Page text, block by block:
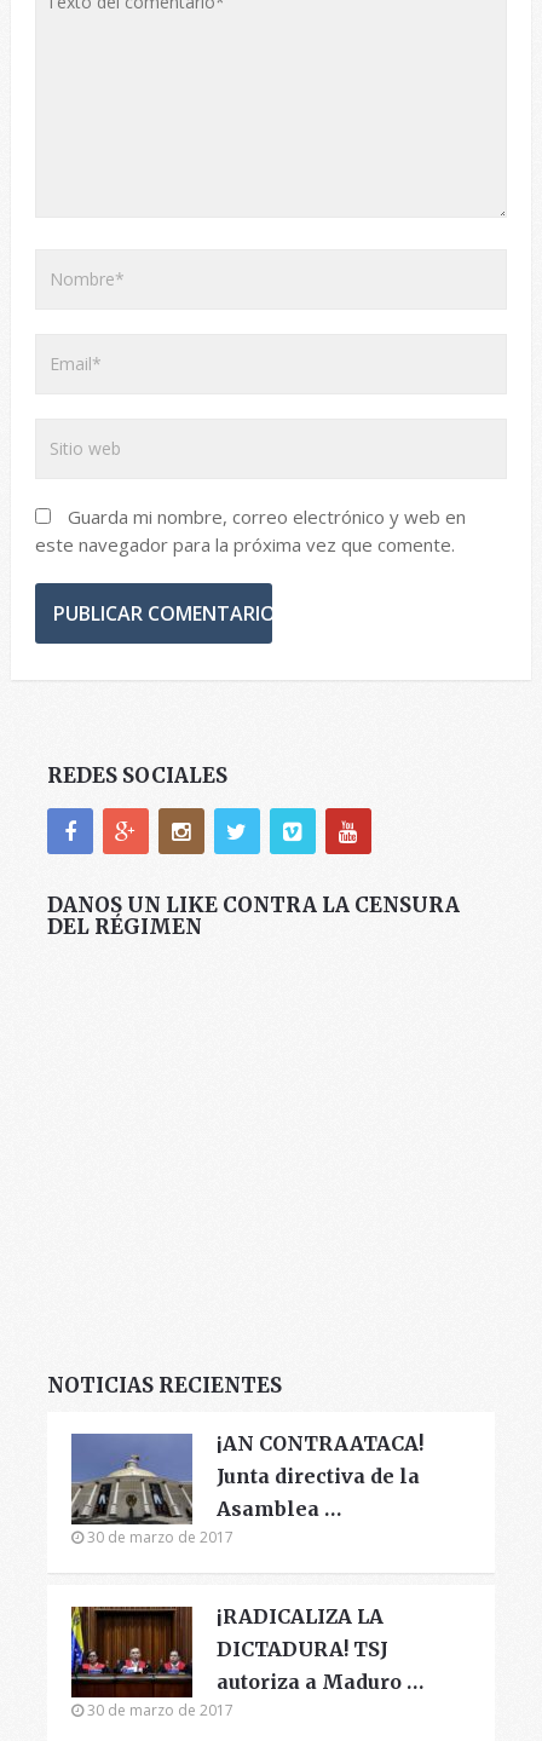
Guarda mi nombre, correo electrónico y web en
este navegador para la próxima vez que comente.
REDES SOCIALES
DANOS UN LIKE CONTRA LA CENSURA
DEL RÉGIMEN
NOTICIAS RECIENTES
¡AN CONTRAATACA!
Junta directiva de la
Asamblea …
30 de marzo de 2017
¡RADICALIZA LA
DICTADURA! TSJ
autoriza a Maduro …
30 de marzo de 2017